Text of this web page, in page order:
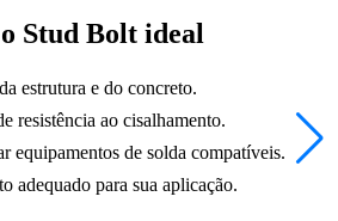
Stud Bolt ideal
estrutura e do concreto.
resistência ao cisalhamento.
de solda compatíveis.
adequado para sua aplicação.